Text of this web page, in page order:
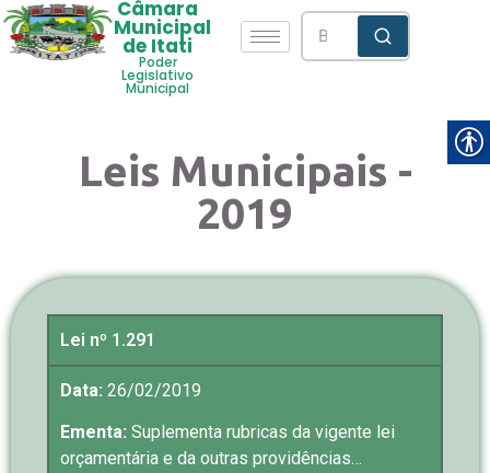
Câmara
Municipal
de Itati
Poder
Legislativo
Municipal
Leis Municipais -
2019
Lei nº 1.291
Data: 26/02/2019
Ementa: Suplementa rubricas da vigente lei
orçamentária e da outras providências…